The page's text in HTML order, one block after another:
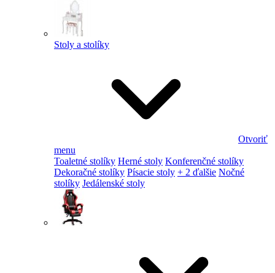
Stoly a stolíky
Otvoriť
menu
Toaletné stolíky Herné stoly Konferenčné stolíky
Dekoračné stolíky Písacie stoly + 2 ďalšie Nočné
stolíky Jedálenské stoly